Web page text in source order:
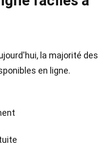
la majorité des
en ligne.